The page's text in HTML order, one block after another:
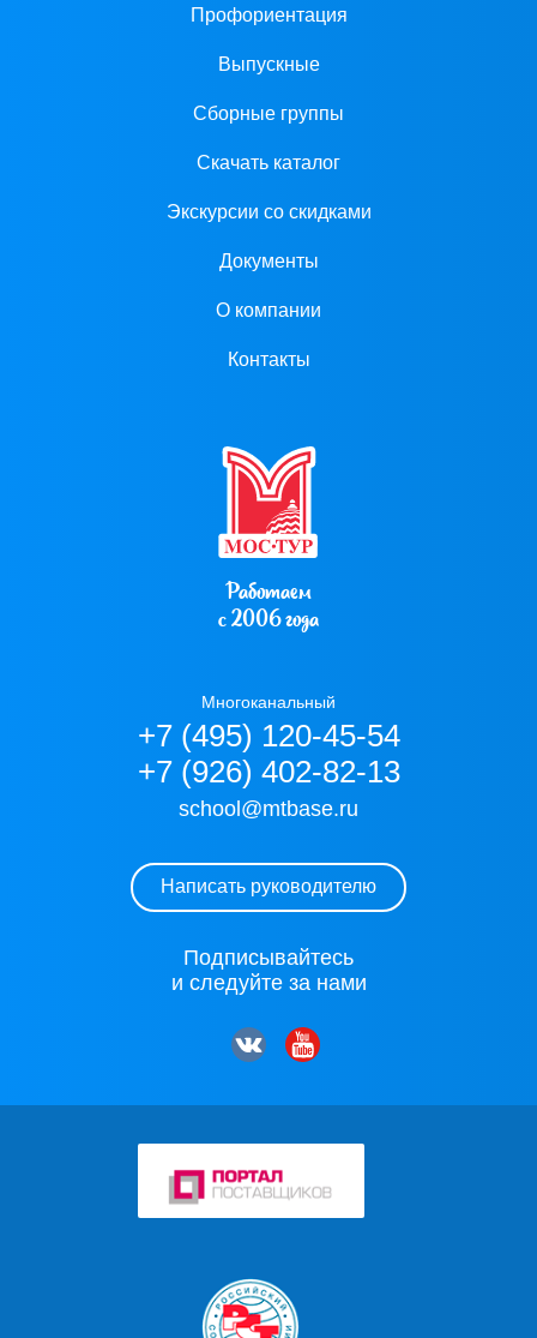
Профориентация
Выпускные
Сборные группы
Скачать каталог
Экскурсии со скидками
Документы
О компании
Контакты
Работаем
с 2006 года
Многоканальный
+7 (495) 120-45-54
+7 (926) 402-82-13
school@mtbase.ru
Написать руководителю
Подписывайтесь
и следуйте за нами